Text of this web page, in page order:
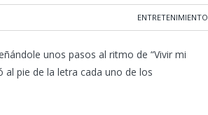
ENTRETENIMIENTO
unos pasos al ritmo de “Vivir mi
al pie de la letra cada uno de los